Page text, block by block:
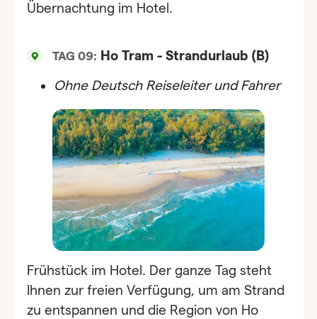
Übernachtung im Hotel.
TAG 09: Ho Tram - Strandurlaub (B)
OhneDeutsch Reiseleiter und Fahrer
Frühstück im Hotel. Der ganze Tag steht
Ihnen zur freien Verfügung, um am Strand
zu entspannen und die Region von Ho